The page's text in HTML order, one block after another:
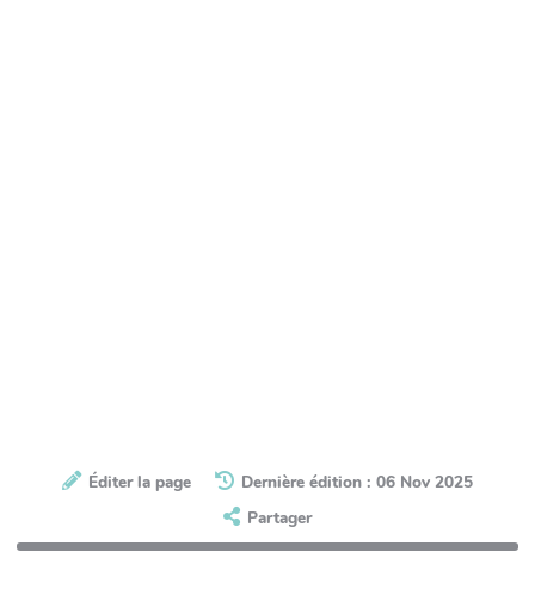
Éditer la page
Dernière édition : 06 Nov 2025
Partager